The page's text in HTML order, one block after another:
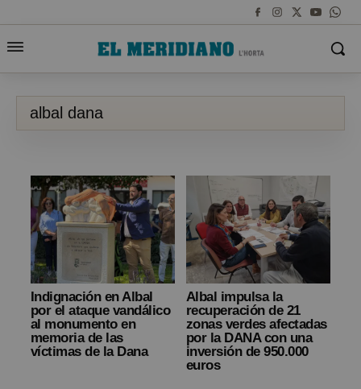
albal dana
Indignación en Albal
por el ataque vandálico
al monumento en
memoria de las
víctimas de la Dana
Albal impulsa la
recuperación de 21
zonas verdes afectadas
por la DANA con una
inversión de 950.000
euros